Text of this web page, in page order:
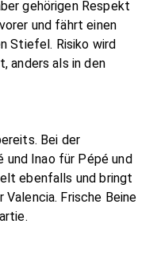
gehörigen Respekt
und fährt einen
Stiefel. Risiko wird
anders als in den
Bei der
und Inao für Pépé und
ebenfalls und bringt
Valencia. Frische Beine